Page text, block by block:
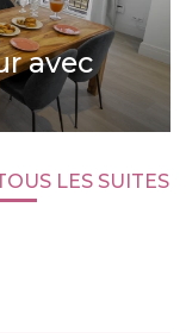
avec
LES SUITES